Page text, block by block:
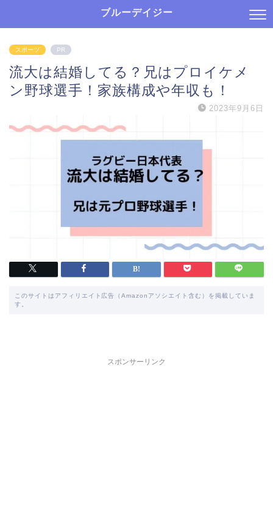
ブルーデイジー
スポーツ PR
流大は結婚してる？兄はプロイケメ
ン野球選手！家族構成や年収も！
2023年9月6日
このサイトはアフィリエイト広告（Amazonアソシエイト含む）を掲載していま
す。
スポンサーリンク